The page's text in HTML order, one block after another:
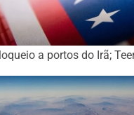
a portos do Irã;